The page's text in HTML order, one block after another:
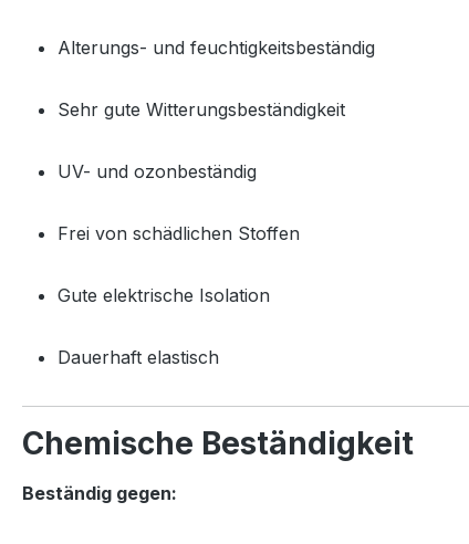
Alterungs- und feuchtigkeitsbeständig
Sehr gute Witterungsbeständigkeit
UV- und ozonbeständig
Frei von schädlichen Stoffen
Gute elektrische Isolation
Dauerhaft elastisch
Chemische Beständigkeit
Beständig gegen: